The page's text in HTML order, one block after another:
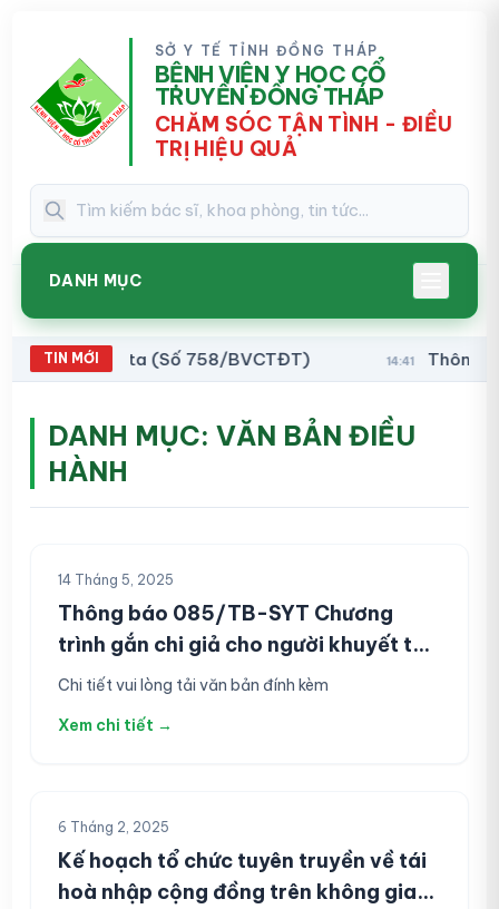
SỞ Y TẾ TỈNH ĐỒNG THÁP
BỆNH VIỆN Y HỌC CỔ
TRUYỀN ĐỒNG THÁP
CHĂM SÓC TẬN TÌNH - ĐIỀU
TRỊ HIỆU QUẢ
DANH MỤC
TIN MỚI
Hanta (Số 758/BVCTĐT) Thông báo về
DANH MỤC:VĂN BẢN ĐIỀU
HÀNH
14 Tháng 5, 2025
Thông báo 085/TB-SYT Chương
trình gắn chi giả cho người khuyết tật
do tổ chức Mercer On Misson – MOM
Đồng Tháp
Chi tiết vui lòng tải văn bản đính kèm
Xem chi tiết →
6 Tháng 2, 2025
Kế hoạch tổ chức tuyên truyền về tái
hoà nhập cộng đồng trên không gian